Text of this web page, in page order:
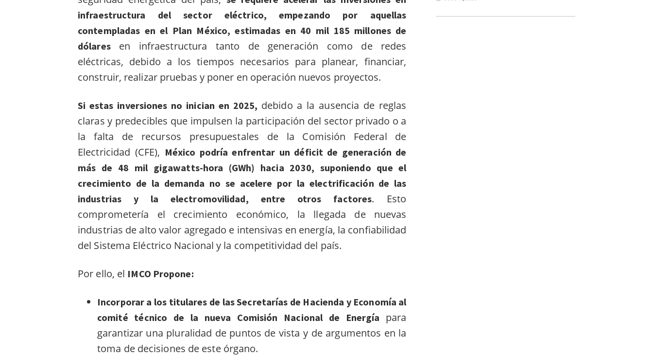
infraestructura del sector eléctrico, empezando por aquellas
contempladas en el Plan México, estimadas en 40 mil 185 millones de
dólaresen infraestructura tanto de generación como de redes
eléctricas, debido a los tiempos necesarios para planear, financiar,
construir, realizar pruebas y poner en operación nuevos proyectos.
Si estas inversiones no inician en 2025, debido a la ausencia de reglas
claras y predecibles que impulsen la participación del sector privado o a
la falta de recursos presupuestales de la Comisión Federal de
Electricidad (CFE), México podría enfrentar un déficit de generación de
más de 48 mil gigawatts-hora (GWh) hacia 2030, suponiendo que el
crecimiento de la demanda no se acelere por la electrificación de las
industrias y la electromovilidad, entre otros factores. Esto
comprometería el crecimiento económico, la llegada de nuevas
industrias de alto valor agregado e intensivas en energía, la confiabilidad
del Sistema Eléctrico Nacional y la competitividad del país.
Por ello, el IMCO Propone:
Incorporar a los titulares de las Secretarías de Hacienda y Economía al
comité técnico de la nueva Comisión Nacional de Energía para
garantizar una pluralidad de puntos de vista y de argumentos en la
toma de decisiones de este órgano.